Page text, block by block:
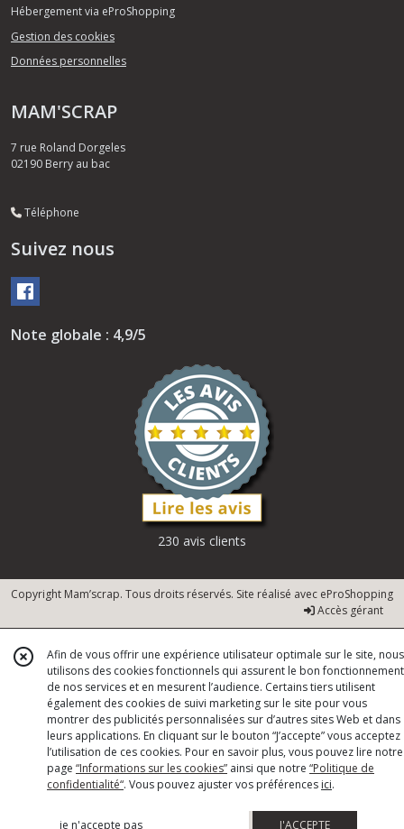
Hébergement via eProShopping
Gestion des cookies
Données personnelles
MAM'SCRAP
7 rue Roland Dorgeles
02190 Berry au bac
Téléphone
Suivez nous
Note globale : 4,9/5
230 avis clients
Copyright Mam’scrap. Tous droits réservés. Site réalisé avec eProShopping
Accès gérant
Afin de vous offrir une expérience utilisateur optimale sur le site, nous
utilisons des cookies fonctionnels qui assurent le bon fonctionnement
de nos services et en mesurent l’audience. Certains tiers utilisent
également des cookies de suivi marketing sur le site pour vous
montrer des publicités personnalisées sur d’autres sites Web et dans
leurs applications. En cliquant sur le bouton “J’accepte” vous acceptez
l’utilisation de ces cookies. Pour en savoir plus, vous pouvez lire notre
page “Informations sur les cookies” ainsi que notre “Politique de
confidentialité“. Vous pouvez ajuster vos préférences ici.
je n'accepte pas J'ACCEPTE